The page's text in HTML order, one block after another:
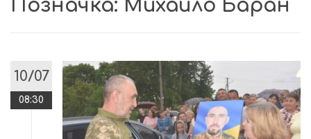
Позначка: Михайло Баран
10/07
08:30